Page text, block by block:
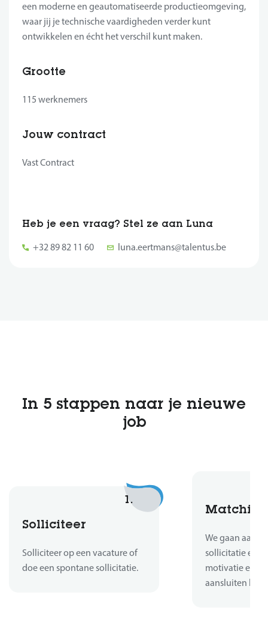
een moderne en geautomatiseerde productieomgeving,
waar jij je technische vaardigheden verder kunt
ontwikkelen en écht het verschil kunt maken.
Grootte
115 werknemers
Jouw contract
Vast Contract
Heb je een vraag? Stel ze aan Luna
+32 89 82 11 60 luna.eertmans@talentus.be
In 5 stappen naar je nieuwe
job
1.
Solliciteer
Solliciteer op een vacature of
doe een spontane sollicitatie.
We gaan aan
sollicitatie en
motivatie en
aansluiten bij